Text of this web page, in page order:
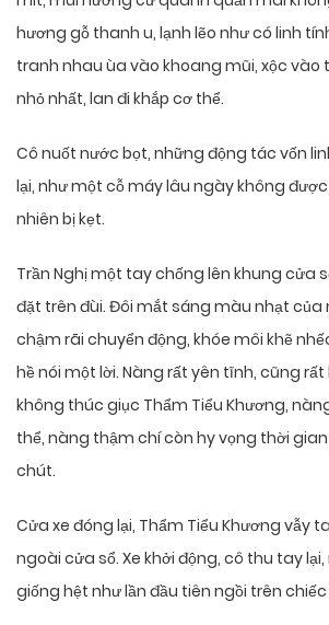
hương gỗ thanh u, lạnh lẽo như có linh
tranh nhau ùa vào khoang mũi, xộc vào
nhỏ nhất, lan đi khắp cơ thể.
Cô nuốt nước bọt, những động tác vốn
lại, như một cỗ máy lâu ngày không
nhiên bị kẹt.
Trần Nghị một tay chống lên khung cửa
đặt trên đùi. Đôi mắt sáng màu nhạt của
chậm rãi chuyển động, khóe môi khẽ
hề nói một lời. Nàng rất yên tĩnh, cũng rất
không thúc giục Thẩm Tiểu Khương,
thể, nàng thậm chí còn hy vọng thời
chút.
Cửa xe đóng lại, Thẩm Tiểu Khương vẫy
ngoài cửa sổ. Xe khởi động, cô thu tay
giống hệt như lần đầu tiên ngồi trên chiếc